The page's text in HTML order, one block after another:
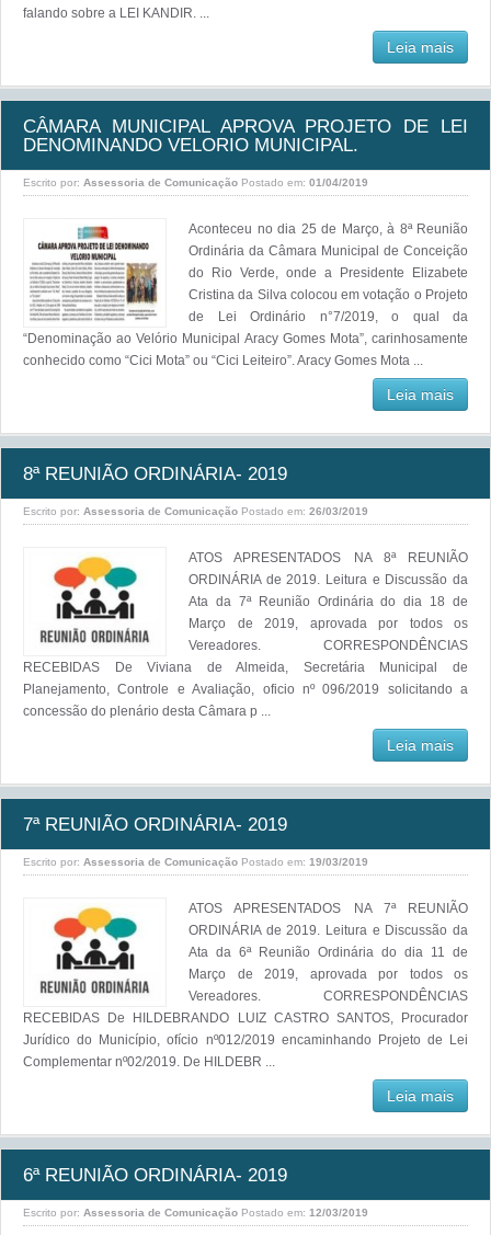
falando sobre a LEI KANDIR. ...
Leia mais
CÂMARA MUNICIPAL APROVA PROJETO DE LEI
DENOMINANDO VELORIO MUNICIPAL.
Escrito por: Assessoria de Comunicação Postado em: 01/04/2019
Aconteceu no dia 25 de Março, à 8ª Reunião
Ordinária da Câmara Municipal de Conceição
do Rio Verde, onde a Presidente Elizabete
Cristina da Silva colocou em votação o Projeto
de Lei Ordinário n°7/2019, o qual da
“Denominação ao Velório Municipal Aracy Gomes Mota”, carinhosamente
conhecido como “Cici Mota” ou “Cici Leiteiro”. Aracy Gomes Mota ...
Leia mais
8ª REUNIÃO ORDINÁRIA- 2019
Escrito por: Assessoria de Comunicação Postado em: 26/03/2019
ATOS APRESENTADOS NA 8ª REUNIÃO
ORDINÁRIA de 2019. Leitura e Discussão da
Ata da 7ª Reunião Ordinária do dia 18 de
Março de 2019, aprovada por todos os
Vereadores. CORRESPONDÊNCIAS
RECEBIDAS De Viviana de Almeida, Secretária Municipal de
Planejamento, Controle e Avaliação, oficio nº 096/2019 solicitando a
concessão do plenário desta Câmara p ...
Leia mais
7ª REUNIÃO ORDINÁRIA- 2019
Escrito por: Assessoria de Comunicação Postado em: 19/03/2019
ATOS APRESENTADOS NA 7ª REUNIÃO
ORDINÁRIA de 2019. Leitura e Discussão da
Ata da 6ª Reunião Ordinária do dia 11 de
Março de 2019, aprovada por todos os
Vereadores. CORRESPONDÊNCIAS
RECEBIDAS De HILDEBRANDO LUIZ CASTRO SANTOS, Procurador
Jurídico do Município, ofício nº012/2019 encaminhando Projeto de Lei
Complementar nº02/2019. De HILDEBR ...
Leia mais
6ª REUNIÃO ORDINÁRIA- 2019
Escrito por: Assessoria de Comunicação Postado em: 12/03/2019